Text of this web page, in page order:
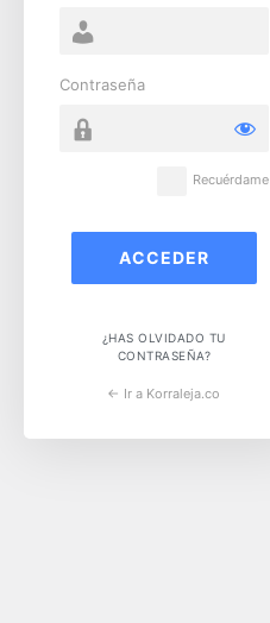
Contraseña
Recuérdame
¿HAS OLVIDADO TU
CONTRASEÑA?
← Ir a Korraleja.co